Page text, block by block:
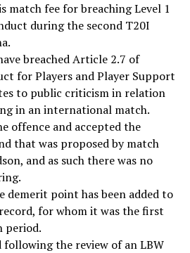
match fee for breaching Level 1
during the second T20I
breached Article 2.7 of
for Players and Player Support
to public criticism in relation
in an international match.
offence and accepted the
that was proposed by match
and as such there was no
demerit point has been added to
for whom it was the first
period.
the review of an LBW